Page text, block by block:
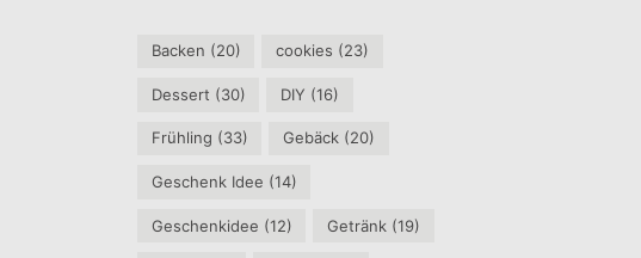
Backen (20) cookies (23)
Dessert (30) DIY (16)
Frühling (33) Gebäck (20)
Geschenk Idee (14)
Geschenkidee (12) Getränk (19)